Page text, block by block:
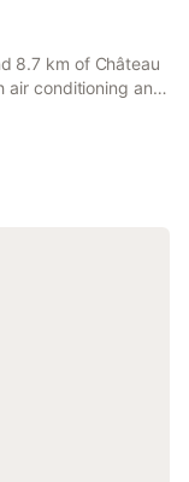
8.7 km of Château
air conditioning and
features a